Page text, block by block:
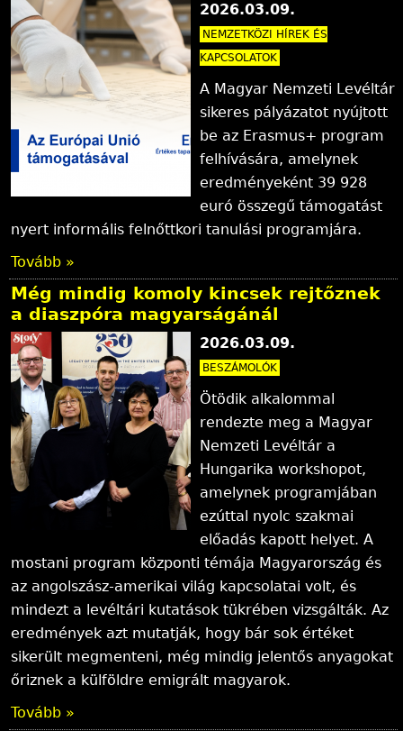
2026.03.09.
NEMZETKÖZI HÍREK ÉS
KAPCSOLATOK
A Magyar Nemzeti Levéltár
sikeres pályázatot nyújtott
be az Erasmus+ program
felhívására, amelynek
eredményeként 39 928
euró összegű támogatást
nyert informális felnőttkori tanulási programjára.
Tovább »
Még mindig komoly kincsek rejtőznek
a diaszpóra magyarságánál
2026.03.09.
BESZÁMOLÓK
Ötödik alkalommal
rendezte meg a Magyar
Nemzeti Levéltár a
Hungarika workshopot,
amelynek programjában
ezúttal nyolc szakmai
előadás kapott helyet. A
mostani program központi témája Magyarország és
az angolszász-amerikai világ kapcsolatai volt, és
mindezt a levéltári kutatások tükrében vizsgálták. Az
eredmények azt mutatják, hogy bár sok értéket
sikerült megmenteni, még mindig jelentős anyagokat
őriznek a külföldre emigrált magyarok.
Tovább »